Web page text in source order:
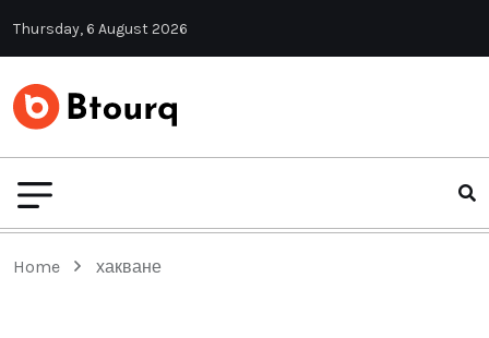
Thursday, 6 August 2026
Home хакване